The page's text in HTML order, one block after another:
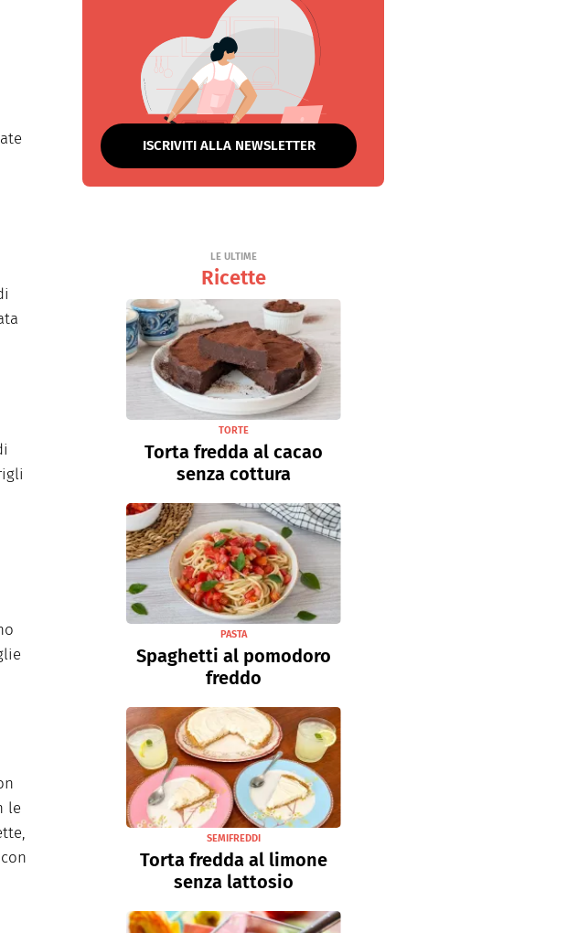
le
ISCRIVITI ALLA NEWSLETTER
LE ULTIME
Ricette
TORTE
Torta fredda al cacao
senza cottura
PASTA
Spaghetti al pomodoro
freddo
SEMIFREDDI
Torta fredda al limone
senza lattosio